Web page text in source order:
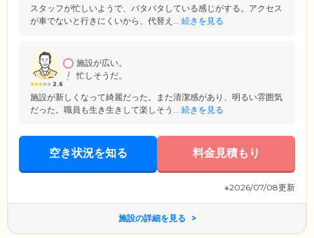
スタッフが忙しいようで、バタバタしている感じがする。アクセス
が車でないと行きにくいから、代替え... 続きを見る
2.6
施設が広い。
忙しそうだ。
施設が新しくなって綺麗だった。また清潔感があり、明るい雰囲気
だった。職員も生き生きして楽しそう... 続きを見る
空き状況を知る 料金見積もり
※2026/07/08更新
施設の詳細を見る